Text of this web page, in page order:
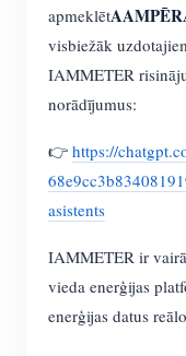
apmeklēt
visbiežāk
IAMMETER
norādījumus:
👉 https://
asistents
IAMMETER ir
vieda enerģijas
enerģijas datus